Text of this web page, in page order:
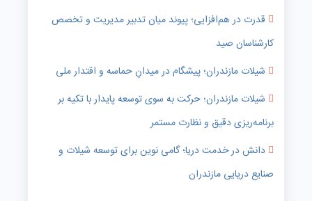
قدرت در هم‌افزایی؛ پیوند میان تدبیر مدیریت و تخصص
کارشناسان صید
شیلات مازندران؛ پیشگام در میدانِ حماسه و اقتدار ملی
شیلات مازندران؛ حرکت به سوی توسعه پایدار با تکیه بر
برنامه‌ریزی دقیق و نظارت مستمر
دانش در خدمت دریا؛ گامی نوین برای توسعه شیلات و
صنایع دریایی مازندران